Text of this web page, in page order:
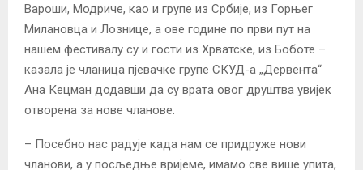
Вароши, Модриче, као и групе из Србије, из Горњег
Милановца и Лознице, а ове године по први пут на
нашем фестивалу су и гости из Хрватске, из Боботе –
казала је чланица пјевачке групе СКУД-а „Дервента“
Ана Кецман додавши да су врата овог друштва увијек
отворена за нове чланове.
– Посебно нас радује када нам се придруже нови
чланови, а у посљедње вријеме, имамо све више упита,